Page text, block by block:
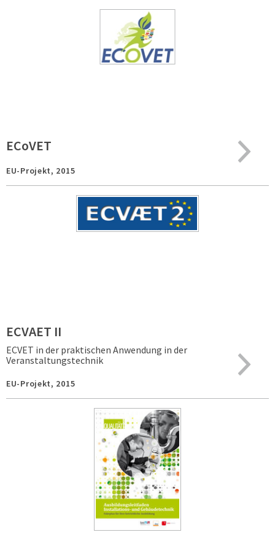
ECoVET
EU-Projekt, 2015
ECVAET II
ECVET in der praktischen Anwendung in der
Veranstaltungstechnik
EU-Projekt, 2015